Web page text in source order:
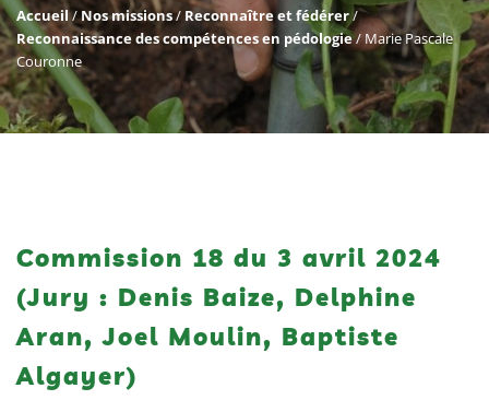
Accueil/Nos missions/ Reconnaître et fédérer/
Reconnaissance des compétences en pédologie/Marie Pascale
Couronne
Commission 18 du 3 avril 2024
(Jury : Denis Baize, Delphine
Aran, Joel Moulin, Baptiste
Algayer)